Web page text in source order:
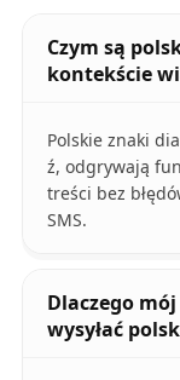
Czym są
kontekście
Polskie znaki
ź, odgrywają
treści bez
SMS.
Dlaczego
wysyłać